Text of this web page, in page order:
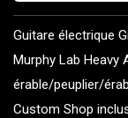
Guitare électrique
Murphy Lab Heavy
érable/peuplier/
Custom Shop